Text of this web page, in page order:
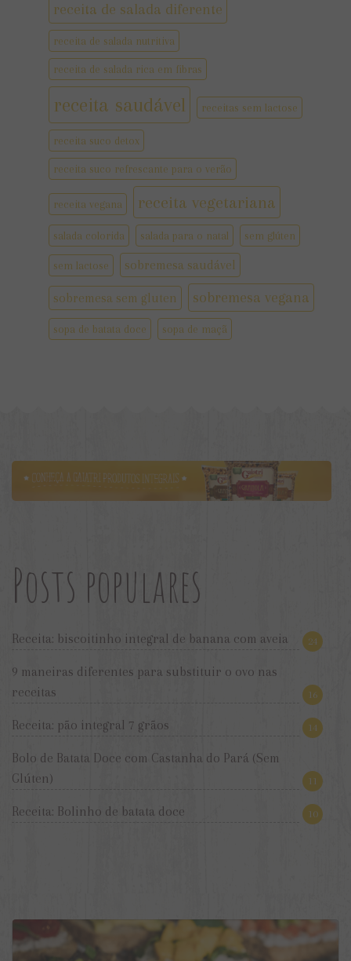
receita de salada diferente
receita de salada nutritiva
receita de salada rica em fibras
receita saudável receitas sem lactose
receita suco detox
receita suco refrescante para o verão
receita vegana receita vegetariana
salada colorida salada para o natal sem glúten
sem lactose sobremesa saudável
sobremesa sem gluten sobremesa vegana
sopa de batata doce sopa de maçã
Posts populares
Receita: biscoitinho integral de banana com aveia 24
9 maneiras diferentes para substituir o ovo nas
receitas
16
Receita: pão integral 7 grãos 14
Bolo de Batata Doce com Castanha do Pará (Sem
Glúten)
11
Receita: Bolinho de batata doce 10